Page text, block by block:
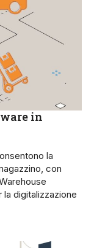
in
la
con
digitalizzazione